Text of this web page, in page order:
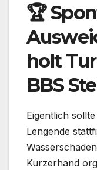
🏆
holt
BBS
Eigentlich
Lengende
Kurzerhand